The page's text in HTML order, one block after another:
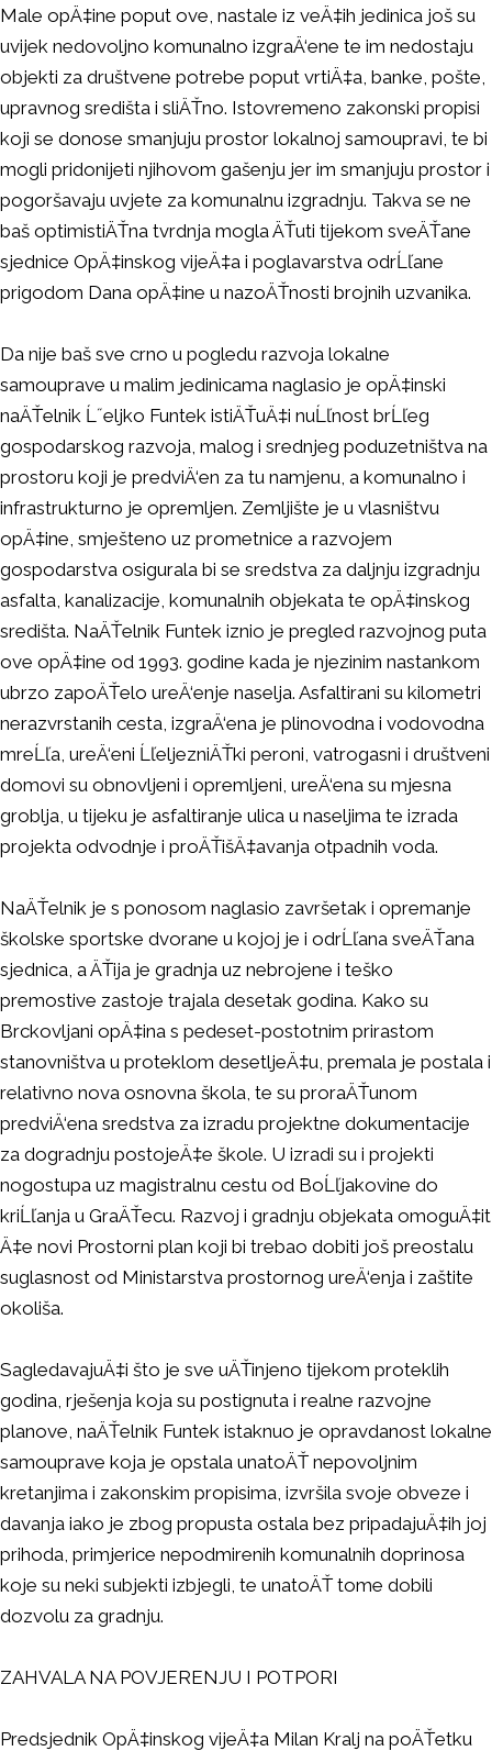
Male opÄ‡ine poput ove, nastale iz veÄ‡ih jedinica još su
uvijek nedovoljno komunalno izgraÄ‘ene te im nedostaju
objekti za društvene potrebe poput vrtiÄ‡a, banke, pošte,
upravnog središta i sliÄŤno. Istovremeno zakonski propisi
koji se donose smanjuju prostor lokalnoj samoupravi, te bi
mogli pridonijeti njihovom gašenju jer im smanjuju prostor i
pogoršavaju uvjete za komunalnu izgradnju. Takva se ne
baš optimistiÄŤna tvrdnja mogla ÄŤuti tijekom sveÄŤane
sjednice OpÄ‡inskog vijeÄ‡a i poglavarstva odrĹľane
prigodom Dana opÄ‡ine u nazoÄŤnosti brojnih uzvanika.
Da nije baš sve crno u pogledu razvoja lokalne
samouprave u malim jedinicama naglasio je opÄ‡inski
naÄŤelnik Ĺ˝eljko Funtek istiÄŤuÄ‡i nuĹľnost brĹľeg
gospodarskog razvoja, malog i srednjeg poduzetništva na
prostoru koji je predviÄ‘en za tu namjenu, a komunalno i
infrastrukturno je opremljen. Zemljište je u vlasništvu
opÄ‡ine, smješteno uz prometnice a razvojem
gospodarstva osigurala bi se sredstva za daljnju izgradnju
asfalta, kanalizacije, komunalnih objekata te opÄ‡inskog
središta. NaÄŤelnik Funtek iznio je pregled razvojnog puta
ove opÄ‡ine od 1993. godine kada je njezinim nastankom
ubrzo zapoÄŤelo ureÄ‘enje naselja. Asfaltirani su kilometri
nerazvrstanih cesta, izgraÄ‘ena je plinovodna i vodovodna
mreĹľa, ureÄ‘eni ĹľeljezniÄŤki peroni, vatrogasni i društveni
domovi su obnovljeni i opremljeni, ureÄ‘ena su mjesna
groblja, u tijeku je asfaltiranje ulica u naseljima te izrada
projekta odvodnje i proÄŤišÄ‡avanja otpadnih voda.
NaÄŤelnik je s ponosom naglasio završetak i opremanje
školske sportske dvorane u kojoj je i odrĹľana sveÄŤana
sjednica, a ÄŤija je gradnja uz nebrojene i teško
premostive zastoje trajala desetak godina. Kako su
Brckovljani opÄ‡ina s pedeset-postotnim prirastom
stanovništva u proteklom desetljeÄ‡u, premala je postala i
relativno nova osnovna škola, te su proraÄŤunom
predviÄ‘ena sredstva za izradu projektne dokumentacije
za dogradnju postojeÄ‡e škole. U izradi su i projekti
nogostupa uz magistralnu cestu od BoĹľjakovine do
kriĹľanja u GraÄŤecu. Razvoj i gradnju objekata omoguÄ‡it
Ä‡e novi Prostorni plan koji bi trebao dobiti još preostalu
suglasnost od Ministarstva prostornog ureÄ‘enja i zaštite
okoliša.
SagledavajuÄ‡i što je sve uÄŤinjeno tijekom proteklih
godina, rješenja koja su postignuta i realne razvojne
planove, naÄŤelnik Funtek istaknuo je opravdanost lokalne
samouprave koja je opstala unatoÄŤ nepovoljnim
kretanjima i zakonskim propisima, izvršila svoje obveze i
davanja iako je zbog propusta ostala bez pripadajuÄ‡ih joj
prihoda, primjerice nepodmirenih komunalnih doprinosa
koje su neki subjekti izbjegli, te unatoÄŤ tome dobili
dozvolu za gradnju.
ZAHVALA NA POVJERENJU I POTPORI
Predsjednik OpÄ‡inskog vijeÄ‡a Milan Kralj na poÄŤetku